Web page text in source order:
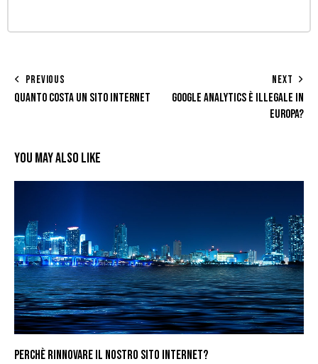
PREVIOUS
QUANTO COSTA UN SITO INTERNET
NEXT
GOOGLE ANALYTICS È ILLEGALE IN
EUROPA?
YOU MAY ALSO LIKE
PERCHÈ RINNOVARE IL NOSTRO SITO INTERNET?